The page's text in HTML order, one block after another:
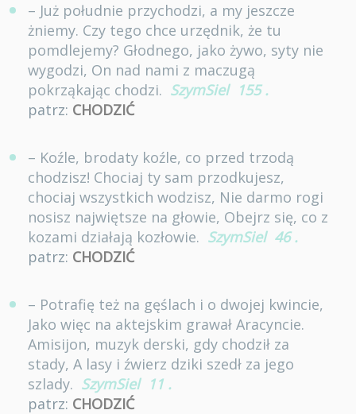
– Już południe przychodzi, a my jeszcze
żniemy. Czy tego chce urzędnik, że tu
pomdlejemy? Głodnego, jako żywo, syty nie
wygodzi, On nad nami z maczugą
pokrząkając chodzi. SzymSiel 155 .
patrz: CHODZIĆ
– Koźle, brodaty koźle, co przed trzodą
chodzisz! Chociaj ty sam przodkujesz,
chociaj wszystkich wodzisz, Nie darmo rogi
nosisz najwiętsze na głowie, Obejrz się, co z
kozami działają kozłowie. SzymSiel 46 .
patrz: CHODZIĆ
– Potrafię też na gęślach i o dwojej kwincie,
Jako więc na aktejskim grawał Aracyncie.
Amisijon, muzyk derski, gdy chodził za
stady, A lasy i źwierz dziki szedł za jego
szlady. SzymSiel 11 .
patrz: CHODZIĆ